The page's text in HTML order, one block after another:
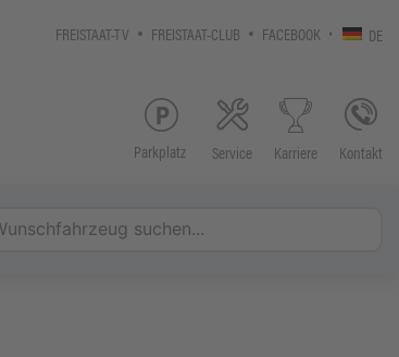
FREISTAAT-TV FREISTAAT-CLUB FACEBOOK DE
Parkplatz Service Karriere Kontakt